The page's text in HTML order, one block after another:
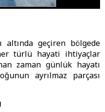
altında geçiren bölgede
türlü hayati ihtiyaçlar
zaman günlük hayatı
ayrılmaz parçası